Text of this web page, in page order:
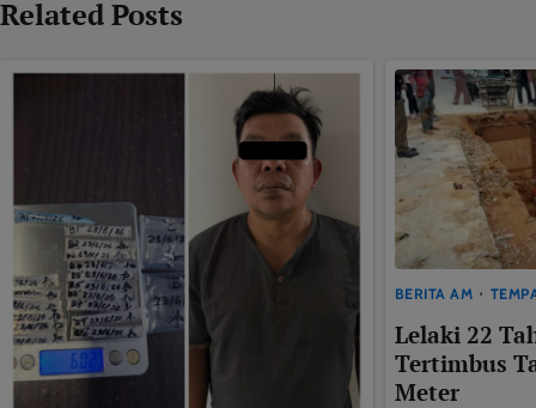
Related Posts
BERITA AM
Lelaki 22
Tertimbus
Meter